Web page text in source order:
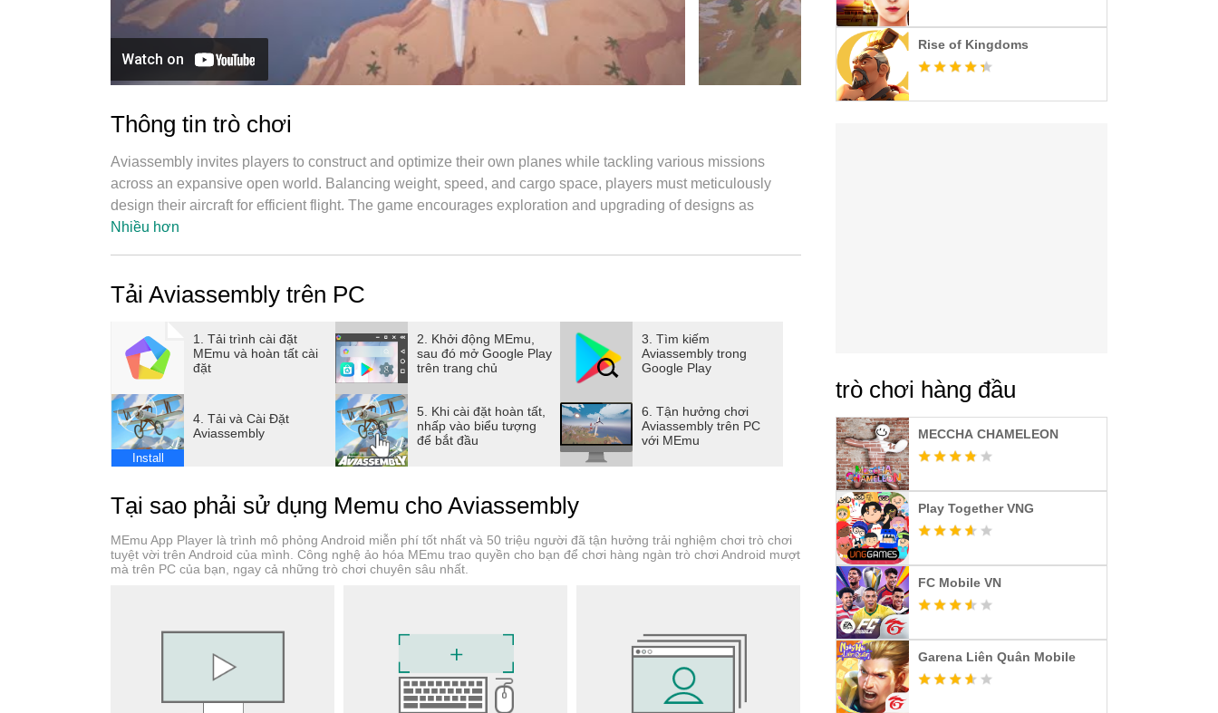
Thông tin trò chơi
Aviassembly invites players to construct and optimize their own planes while tackling various missions
across an expansive open world. Balancing weight, speed, and cargo space, players must meticulously
design their aircraft for efficient flight. The game encourages exploration and upgrading of designs as
players face unique challenges at different airports and islands. Features of Aviassembly- Custom Plane
giving you total control over your aircraft's design. - Realistic Flight Controls: Experience the thrill of flight
challenge that enhances the gameplay, making each flight feel authentic and rewarding. - Open World
Exploration: Venture into a vast open world filled with new biomes, airports, and islands. Each location
offers unique challenges and cargo types, providing endless opportunities for players to push their plane
designs to the limit. - Diverse Cargo Missions: Test your designs by transporting various cargo types, each
presenting its own set of challenges. Planning and strategy are key as you ensure that you do not run out of
fuel or miss your delivery deadlines. - Creative Mode: Unleash your imagination in creative mode where
infinite resources allow for limitless building possibilities. Construct anything you envision without the
Nhiều hơn
Tải Aviassembly trên PC
1. Tải trình cài đặt
MEmu và hoàn tất cài
đặt
2. Khởi động MEmu,
sau đó mở Google Play
trên trang chủ
3. Tìm kiếm
Aviassembly trong
Google Play
Install
4. Tải và Cài Đặt
Aviassembly
5. Khi cài đặt hoàn tất,
nhấp vào biểu tượng
để bắt đầu
6. Tận hưởng chơi
Aviassembly trên PC
với MEmu
Tại sao phải sử dụng Memu cho Aviassembly
MEmu App Player là trình mô phỏng Android miễn phí tốt nhất và 50 triệu người đã tận hưởng trải nghiệm chơi trò chơi
tuyệt vời trên Android của mình. Công nghệ ảo hóa MEmu trao quyền cho bạn để chơi hàng ngàn trò chơi Android mượt
mà trên PC của bạn, ngay cả những trò chơi chuyên sâu nhất.
Rise of Kingdoms
trò chơi hàng đầu
MECCHA CHAMELEON
Play Together VNG
FC Mobile VN
Garena Liên Quân Mobile